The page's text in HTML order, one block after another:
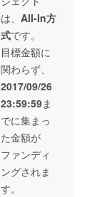
す！ (ラ
ンチ,
は1時間
限定で
す。ラ
ンチの
場合、
柴田に
かかる
食費は
別途ご
負担く
ださ
い。ス
ケ
希望を
お伝え
くださ
い。）
※札幌市
以外の
場所で
の講演
別途交
通費は
相談さ
せてく
ださ
い。
くださ
い ・あ
なたに1
冊本が
届く！
・イベ
ントを2
時間担
当しま
す。
（講演
会、
トーク
セッ
ショ
は、 All-In方
式です。
目標金額に
関わらず、
2017/09/26
23:59:59ま
でに集まっ
た金額が
ファンディ
ングされま
す。